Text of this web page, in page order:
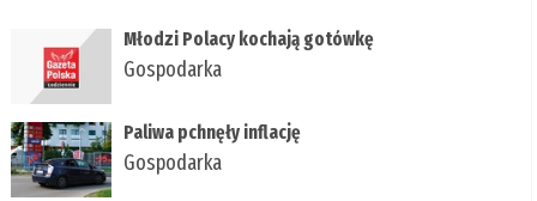
Młodzi Polacy kochają gotówkę
Gospodarka
Paliwa pchnęły inflację
Gospodarka